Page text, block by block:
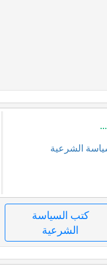
الشرعية
كتب السياسة
الشرعية